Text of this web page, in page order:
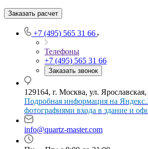
Заказать расчет
+7 (495) 565 31 66
Телефоны
+7 (495) 565 31 66
Заказать звонок
129164, г. Москва, ул.
Подробная информация на
фотографиями входа в здание и
info@quartz-master.com